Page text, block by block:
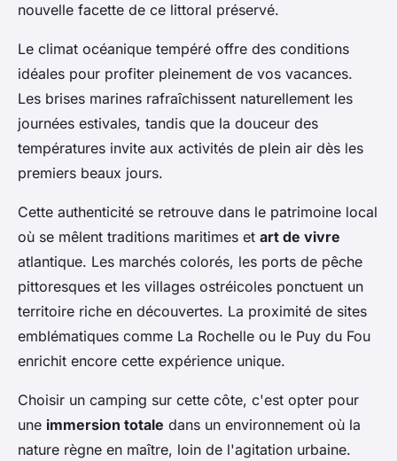
nouvelle facette de ce littoral préservé.
Le climat océanique tempéré offre des conditions
idéales pour profiter pleinement de vos vacances.
Les brises marines rafraîchissent naturellement les
journées estivales, tandis que la douceur des
températures invite aux activités de plein air dès les
premiers beaux jours.
Cette authenticité se retrouve dans le patrimoine local
où se mêlent traditions maritimes et art de vivre
atlantique. Les marchés colorés, les ports de pêche
pittoresques et les villages ostréicoles ponctuent un
territoire riche en découvertes. La proximité de sites
emblématiques comme La Rochelle ou le Puy du Fou
enrichit encore cette expérience unique.
Choisir un camping sur cette côte, c'est opter pour
une immersion totale dans un environnement où la
nature règne en maître, loin de l'agitation urbaine.